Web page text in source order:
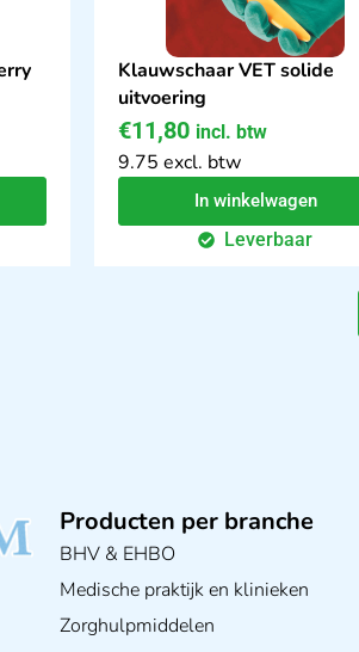
Klauwschaar VET solide
uitvoering
€11,80 incl. btw
9.75 excl. btw
In winkelwagen
Leverbaar
Producten per branche
BHV & EHBO
Medische praktijk en klinieken
Zorghulpmiddelen